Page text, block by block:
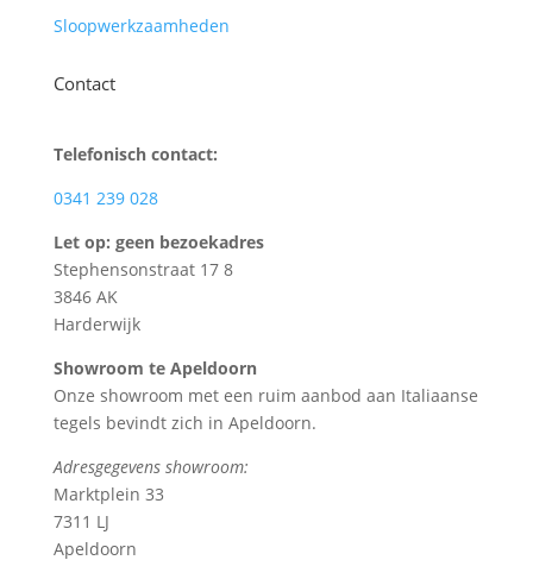
Sloopwerkzaamheden
Contact
Telefonisch contact:
0341 239 028
Let op: geen bezoekadres
Stephensonstraat 17 8
3846 AK
Harderwijk
Showroom te Apeldoorn
Onze showroom met een ruim aanbod aan Italiaanse
tegels bevindt zich in Apeldoorn.
Adresgegevens showroom:
Marktplein 33
7311 LJ
Apeldoorn